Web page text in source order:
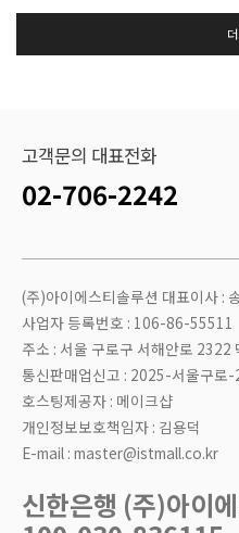
고객문의 대표전화
02-706-2242
(주)아이에스티솔루션 대표이사 :
사업자 등록번호 : 106-86-55511
주소 : 서울 구로구 서해안로 2322
통신판매업신고 : 2025-서울구로
호스팅제공자 : 메이크샵
개인정보보호책임자 : 김용덕
E-mail : master@istmall.co.kr
신한은행 (주)아이